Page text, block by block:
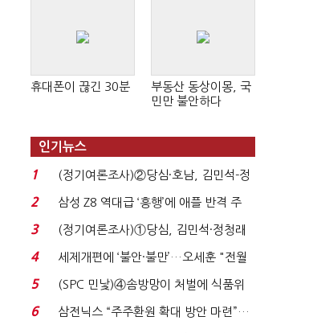
휴대폰이 끊긴 30분
부동산 동상이몽, 국
민만 불안하다
인기뉴스
1
(정기여론조사)②당심·호남, 김민석-정
청래 '초접전'...
2
삼성 Z8 역대급 ‘흥행’에 애플 반격 주
목…9월 ‘폴...
3
(정기여론조사)①당심, 김민석·정청래
'초접전'…대통령 ...
4
세제개편에 ‘불안·불만’…오세훈 "전월
세 구하기 더 ...
5
(SPC 민낯)④솜방망이 처벌에 식품위
생법 위반 반복...
6
삼전닉스 “주주환원 확대 방안 마련”…